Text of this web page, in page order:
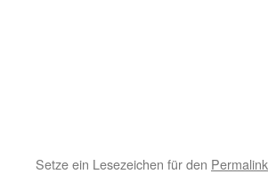
Setze ein Lesezeichen für den Permalink